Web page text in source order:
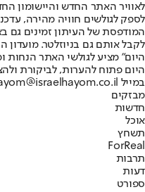
לאוויר האתר החדש והיישומון
לספק לגולשים חוויה מהירה,
המודפסת של העיתון זמינים גם
לקבל אותם גם בניוזלטר.
היום" מציע לגולשי האתר הנחות
היום פתוח להערות, לביקורת
במייל hayom@israelhayom.co.il.
מבזקים
חדשות
אוכל
תשחץ
ForReal
תרבות
דעות
ספורט